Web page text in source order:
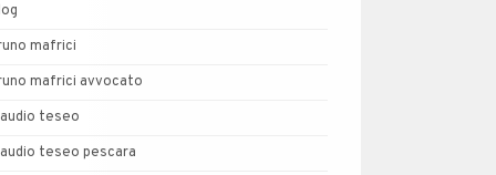
mafrici
mafrici avvocato
teseo
teseo pescara